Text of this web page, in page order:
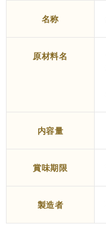
名称
原材料名
内容量
賞味期限
製造者